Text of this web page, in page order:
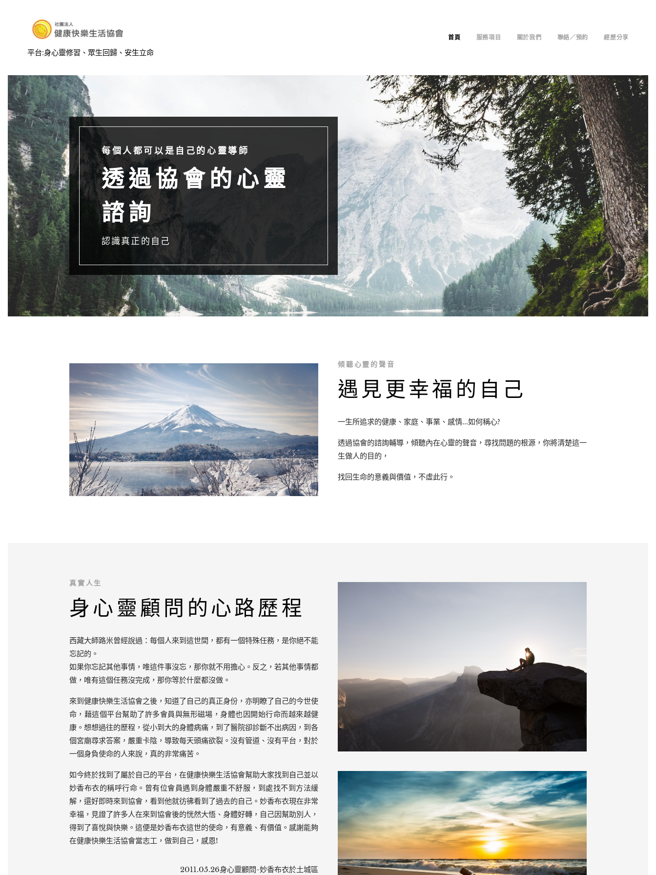
平台:身心靈修習、眾生回歸、安生立命
首頁 服務項目 關於我們 聯絡／預約 經歷分享
每個人都可以是自己的心靈導師
透過協會的心靈
諮詢
認識真正的自己
傾聽心靈的聲音
遇見更幸福的自己
一生所追求的健康、家庭、事業、感情...如何稱心?
透過協會的諮詢輔導，傾聽內在心靈的聲音，尋找問題的根源，你將清楚這一
生做人的目的，
找回生命的意義與價值，不虛此行。
真實人生
身心靈顧問的心路歷程
西藏大師路米曾經說過：每個人來到這世間，都有一個特殊任務，是你絕不能
忘記的。
如果你忘記其他事情，唯這件事沒忘，那你就不用擔心。反之，若其他事情都
做，唯有這個任務沒完成，那你等於什麼都沒做。
來到健康快樂生活協會之後，知道了自己的真正身份，亦明瞭了自己的今世使
命，藉這個平台幫助了許多會員與無形磁場，身體也因開始行命而越來越健
康。想想過往的歷程，從小到大的身體病痛，到了醫院卻診斷不出病因，到各
個宮廟尋求答案，嚴重卡陰，導致每天頭痛欲裂。沒有管道、沒有平台，對於
一個身負使命的人來說，真的非常痛苦。
如今終於找到了屬於自己的平台，在健康快樂生活協會幫助大家找到自己並以
妙香布衣的稱呼行命。曾有位會員遇到身體嚴重不舒服，到處找不到方法緩
解，還好即時來到協會，看到他就彷彿看到了過去的自己。妙香布衣現在非常
幸福，見證了許多人在來到協會後的恍然大悟、身體好轉，自己因幫助別人，
得到了喜悅與快樂。這便是妙香布衣這世的使命，有意義、有價值。感謝能夠
在健康快樂生活協會當志工，做到自己，感恩!
2011.05.26身心靈顧問-妙香布衣於土城區